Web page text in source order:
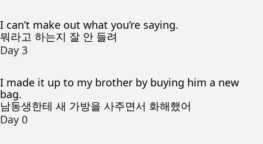
I can’t make out what you’re saying.
뭐라고 하는지 잘 안 들려
Day 3
I made it up to my brother by buying him a new
bag.
남동생한테 새 가방을 사주면서 화해했어
Day 0